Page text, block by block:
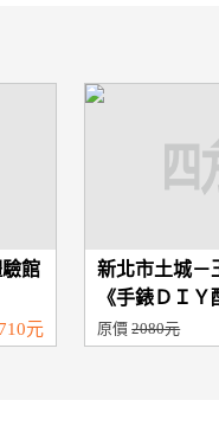
館
元
新北市土城－
《手錶ＤＩＹ
原價2080元